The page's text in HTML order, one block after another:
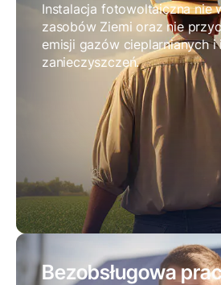
Instalacja fotowoltaiczna nie
zasobów Ziemi oraz nie
emisji gazów cieplarnianych i
zanieczyszczeń.
Bezobsługowa